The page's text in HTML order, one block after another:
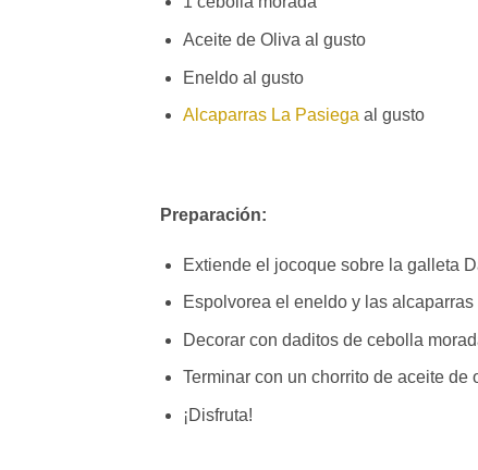
Aceite de Oliva al gusto
Eneldo al gusto
Alcaparras La Pasiega al gusto
Preparación:
Extiende el jocoque sobre la galleta
Espolvorea el eneldo y las alcaparras
Decorar con daditos de cebolla
Terminar con un chorrito de aceite de
¡Disfruta!